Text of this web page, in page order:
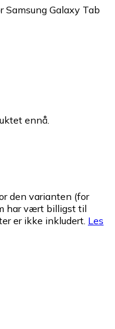
Samsung Galaxy Tab
ennå.
den varianten (for
har vært billigst til
er ikke inkludert. Les